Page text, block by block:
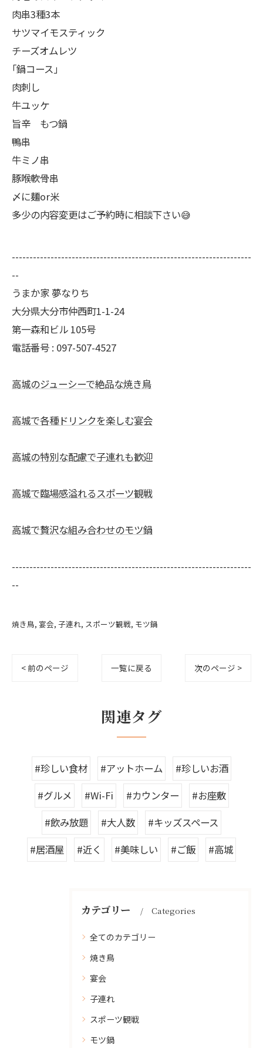
肉串3種3本
サツマイモスティック
チーズオムレツ
｢鍋コース｣
肉刺し
牛ユッケ
旨辛 もつ鍋
鴨串
牛ミノ串
豚喉軟骨串
〆に麺or米
多少の内容変更はご予約時に相談下さい😅
--------------------------------------------------------------------
--
うまか家 夢なりち
大分県大分市仲西町1-1-24
第一森和ビル 105号
電話番号 : 097-507-4527
高城のジューシーで絶品な焼き鳥
高城で各種ドリンクを楽しむ宴会
高城の特別な配慮で子連れも歓迎
高城で臨場感溢れるスポーツ観戦
高城で贅沢な組み合わせのモツ鍋
--------------------------------------------------------------------
--
焼き鳥 宴会 子連れ スポーツ観戦 モツ鍋
< 前のページ 一覧に戻る 次のページ >
関連タグ
#珍しい食材 #アットホーム
#珍しいお酒
#グルメ
#Wi-Fi #カウンター
#お座敷
#飲み放題
#大人数
#キッズスペース
#居酒屋
#近く #美味しい #ご飯 #高城
カテゴリー Categories
全てのカテゴリー
焼き鳥
宴会
子連れ
スポーツ観戦
モツ鍋